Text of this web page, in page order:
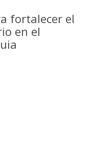
fortalecer el
en el